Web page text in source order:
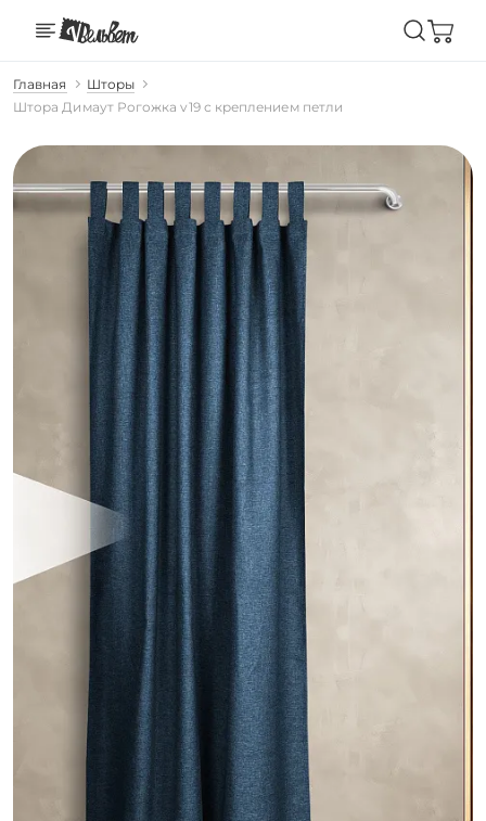
Главная
Шторы
Штора Димаут Рогожка v19 с креплением петли